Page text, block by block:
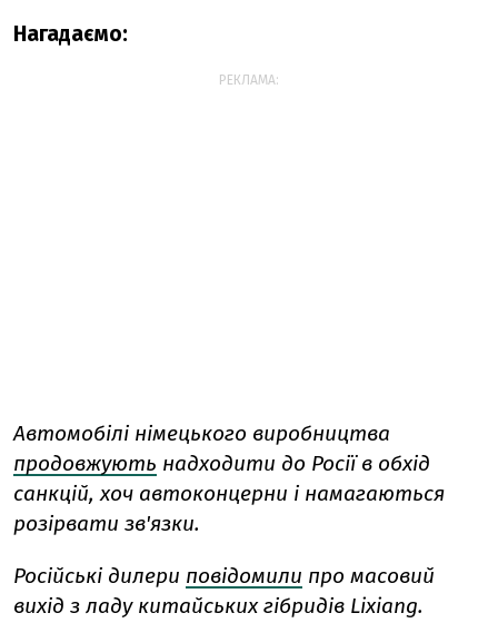
Нагадаємо:
РЕКЛАМА:
Автомобілі німецького виробництва
продовжують надходити до Росії в обхід
санкцій, хоч автоконцерни і намагаються
розірвати зв'язки.
Російські дилери повідомили про масовий
вихід з ладу китайських гібридів Lixiang.